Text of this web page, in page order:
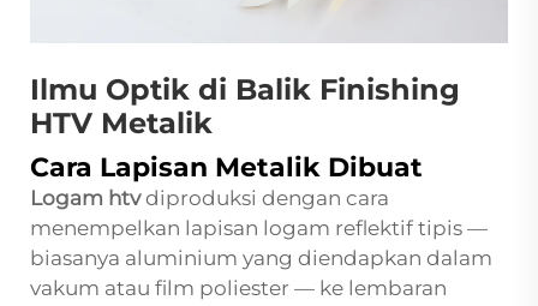
Ilmu Optik di Balik Finishing
HTV Metalik
Cara Lapisan Metalik Dibuat
Logam htvdiproduksi dengan cara
menempelkan lapisan logam reflektif tipis —
biasanya aluminium yang diendapkan dalam
vakum atau film poliester — ke lembaran